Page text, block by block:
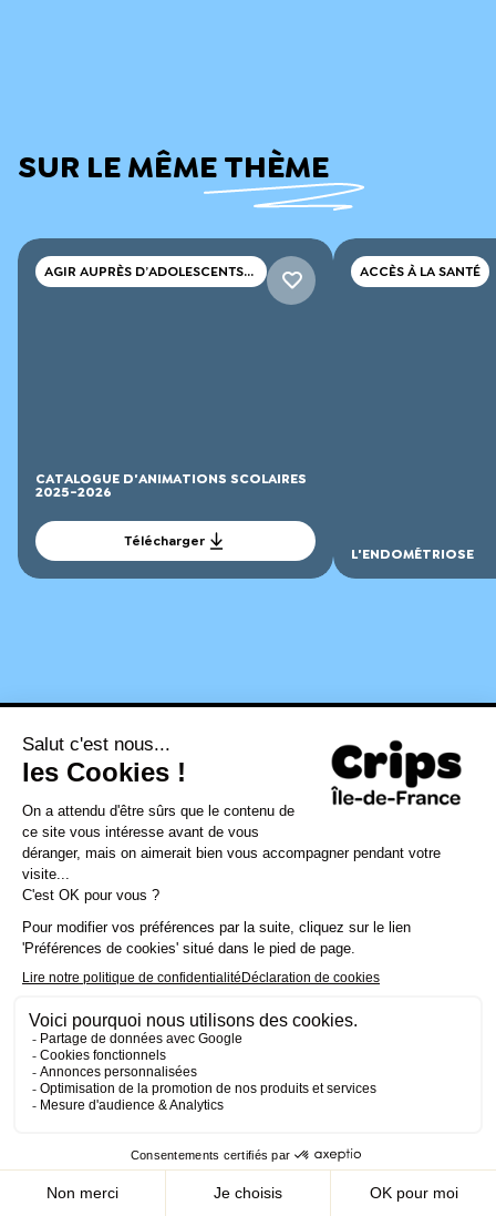
Rechercher
SUR LE MÊME THÈME
AGIR AUPRÈS D’ADOLESCENTS
ET DE JEUNES ADULTES
CATALOGUE D'ANIMATIONS SCOLAIRES
2025-2026
Télécharger
ACCÈS À LA SANTÉ
L'ENDOMÉTRIOSE
Accueil Ressources
Prendre des risques. Besoin ?
Danger ? – Lettre aux parents #6
Restons en lien :
on vous écrit
concernant et ne pas manquer les
E-mail*
J’accepter la Politique de confidentialité et les conditions
d'utilisation du CRIPS IDF. *